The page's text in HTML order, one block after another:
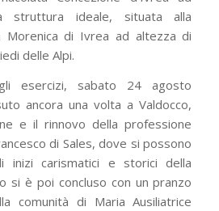
struttura ideale, situata alla
Morenica di Ivrea ad altezza di
delle Alpi.
esercizi, sabato 24 agosto
ancora una volta a Valdocco,
e il rinnovo della professione
di Sales, dove si possono
inizi carismatici e storici della
si è poi concluso con un pranzo
comunità di Maria Ausiliatrice